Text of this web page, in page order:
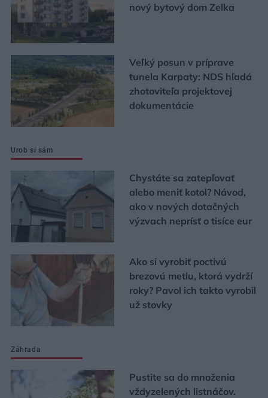
nový bytový dom Zelka
Veľký posun v príprave
tunela Karpaty: NDS hľadá
zhotoviteľa projektovej
dokumentácie
Urob si sám
Chystáte sa zatepľovať
alebo meniť kotol? Návod,
ako v nových dotačných
výzvach neprísť o tisíce eur
Ako si vyrobiť poctivú
brezovú metlu, ktorá vydrží
roky? Pavol ich takto vyrobil
už stovky
Záhrada
Pustite sa do množenia
vždyzelených listnáčov.